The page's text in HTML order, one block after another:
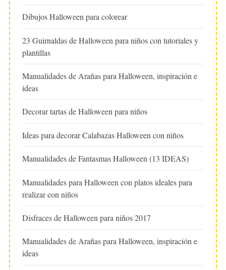
Dibujos Halloween para colorear
23 Guirnaldas de Halloween para niños con tutoriales y
plantillas
Manualidades de Arañas para Halloween, inspiración e
ideas
Decorar tartas de Halloween para niños
Ideas para decorar Calabazas Halloween con niños
Manualidades de Fantasmas Halloween (13 IDEAS)
Manualidades para Halloween con platos ideales para
realizar con niños
Disfraces de Halloween para niños 2017
Manualidades de Arañas para Halloween, inspiración e
ideas